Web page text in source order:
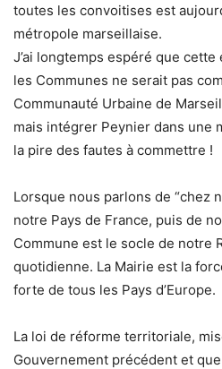
toutes les convoitises est
métropole marseillaise.
J’ai longtemps espéré que cette
les Communes ne serait pas
Communauté Urbaine de
mais intégrer Peynier dans une
la pire des fautes à commettre !
Lorsque nous parlons de “chez
notre Pays de France, puis de
Commune est le socle de notre
quotidienne. La Mairie est la
forte de tous les Pays d’Europe.
La loi de réforme territoriale,
Gouvernement précédent et